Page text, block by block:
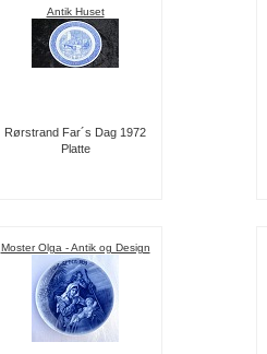
Antik Huset
Rørstrand Far´s Dag 1972
Platte
Moster Olga - Antik og Design